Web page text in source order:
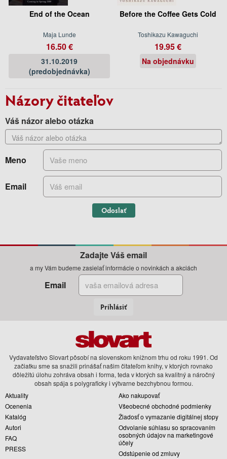
End of the Ocean
Maja Lunde
16.50 €
31.10.2019
(predobjednávka)
Before the Coffee Gets Cold
Toshikazu Kawaguchi
19.95 €
Na objednávku
Názory čitateľov
Váš názor alebo otázka
Meno
Email
Odoslať
Zadajte Váš email
a my Vám budeme zasielať informácie o novinkách a akciách
Email
Prihlásiť
Vydavateľstvo Slovart pôsobí na slovenskom knižnom trhu od roku 1991. Od
začiatku sme sa snažili prinášať našim čitateľom knihy, v ktorých rovnako
dôležitú úlohu zohráva obsah i forma, teda v ktorých sa kvalitný a náročný
obsah spája s polygraficky i výtvarne bezchybnou formou.
Aktuality
Ocenenia
Katalóg
Autori
FAQ
PRESS
Ako nakupovať
Všeobecné obchodné podmienky
Žiadosť o vymazanie digitálnej stopy
Odvolanie súhlasu so spracovaním
osobných údajov na marketingové
účely
Odstúpenie od zmluvy